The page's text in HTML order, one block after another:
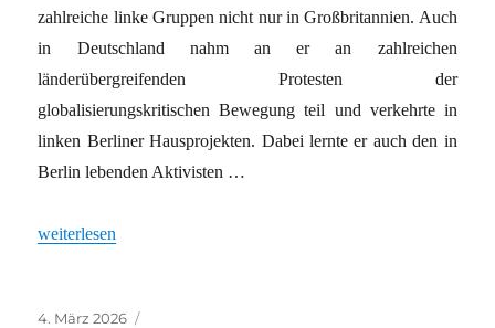
zahlreiche linke Gruppen nicht nur in Großbritannien. Auch
in Deutschland nahm an er an zahlreichen
länderübergreifenden Protesten der
globalisierungskritischen Bewegung teil und verkehrte in
linken Berliner Hausprojekten. Dabei lernte er auch den in
Berlin lebenden Aktivisten …
„Spitzel in Großbritannien“
weiterlesen
Veröffentlicht
4. März 2026